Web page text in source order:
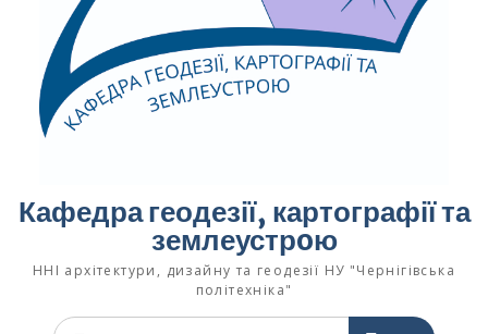
Кафедра геодезії, картографії та
землеустрoю
ННІ архітектури, дизайну та геодезії НУ "Чернігівська
політехніка"